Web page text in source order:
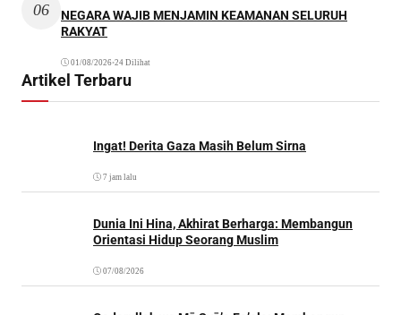
06
NEGARA WAJIB MENJAMIN KEAMANAN SELURUH
RAKYAT
01/08/2026•24 Dilihat
Artikel Terbaru
Ingat! Derita Gaza Masih Belum Sirna
7 jam lalu
Dunia Ini Hina, Akhirat Berharga: Membangun
Orientasi Hidup Seorang Muslim
07/08/2026